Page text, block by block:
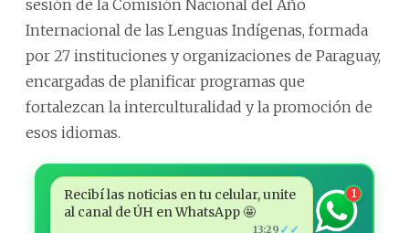
sesión de la Comisión Nacional del Año
Internacional de las Lenguas Indígenas, formada
por 27 instituciones y organizaciones de Paraguay,
encargadas de planificar programas que
fortalezcan la interculturalidad y la promoción de
esos idiomas.
Recibí las noticias en tu celular, unite
al canal de ÚH en WhatsApp 🤩
13:29 ✓✓
1